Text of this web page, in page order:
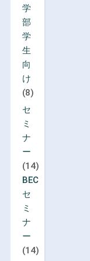
学
部
学
生
向
け
(8)
セ
ミ
ナ
ー
(14)
BEC
セ
ミ
ナ
ー
(14)